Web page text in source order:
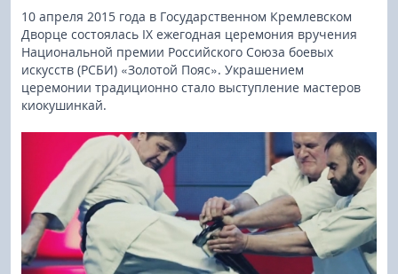
10 апреля 2015 года в Государственном Кремлевском
Дворце состоялась IX ежегодная церемония вручения
Национальной премии Российского Союза боевых
искусств (РСБИ) «Золотой Пояс». Украшением
церемонии традиционно стало выступление мастеров
киокушинкай.
Бокс
UFC и MMA
Муай тай